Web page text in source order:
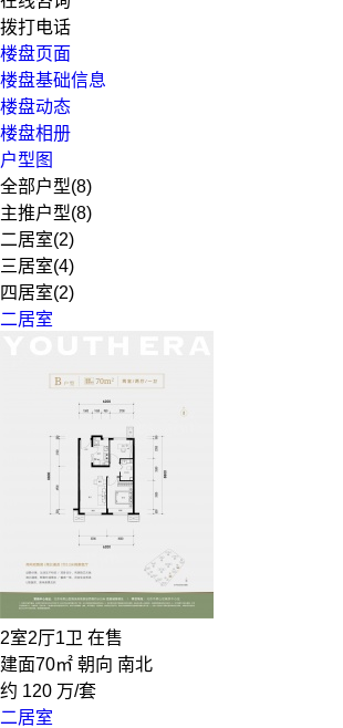
拨打电话
楼盘页面
楼盘基础信息
楼盘动态
楼盘相册
户型图
全部户型(8)
主推户型(8)
二居室(2)
三居室(4)
四居室(2)
二居室
2室2厅1卫 在售
建面70㎡ 朝向 南北
约 120 万/套
二居室